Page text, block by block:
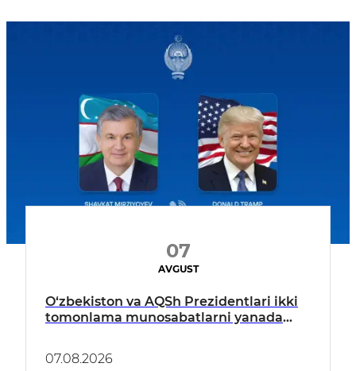
07
AVGUST
O‘zbekiston va AQSh Prezidentlari ikki
tomonlama munosabatlarni yanada
07.08.2026